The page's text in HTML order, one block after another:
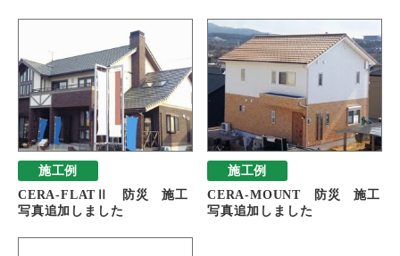
施工例
CERA-FLATⅡ 防災 施工
写真追加しました
施工例
CERA-MOUNT 防災 施工
写真追加しました